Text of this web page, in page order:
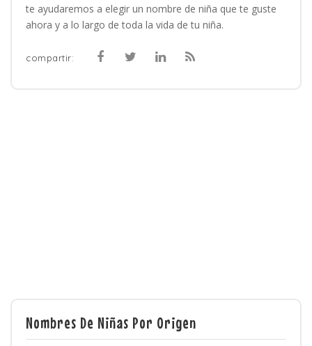
te ayudaremos a elegir un nombre de niña que te guste
ahora y a lo largo de toda la vida de tu niña.
compartir:
Nombres De Niñas Por Origen